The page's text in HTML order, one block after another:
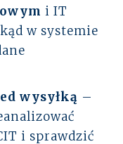
i IT
w systemie
wysyłką –
i sprawdzić